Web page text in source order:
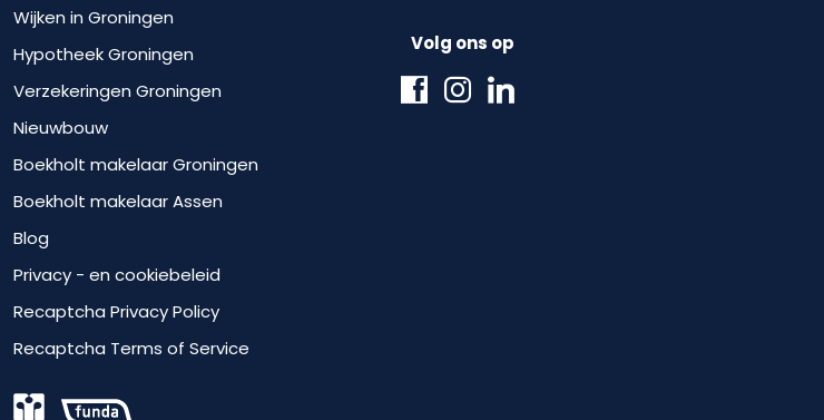
Wijken in Groningen
Hypotheek Groningen
Verzekeringen Groningen
Nieuwbouw
Boekholt makelaar Groningen
Boekholt makelaar Assen
Blog
Privacy - en cookiebeleid
Recaptcha Privacy Policy
Recaptcha Terms of Service
Volg ons op